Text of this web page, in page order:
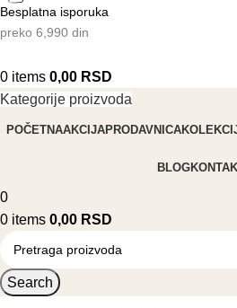
Besplatna isporuka
preko 6,990 din
0 items 0,00 RSD
Kategorije proizvoda
POČETNAAKCIJAPRODAVNICA
BLOG
0
0 items 0,00 RSD
Search